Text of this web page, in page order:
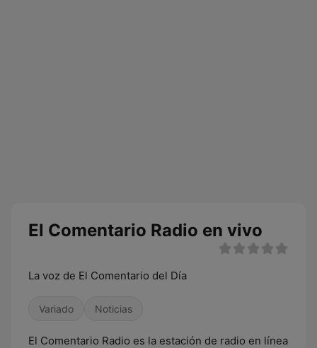
El Comentario Radio en vivo
La voz de El Comentario del Día
Variado Noticias
El Comentario Radio es la estación de radio en línea